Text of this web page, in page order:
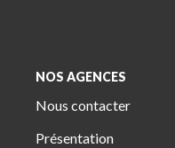
NOS AGENCES
Nous contacter
Présentation